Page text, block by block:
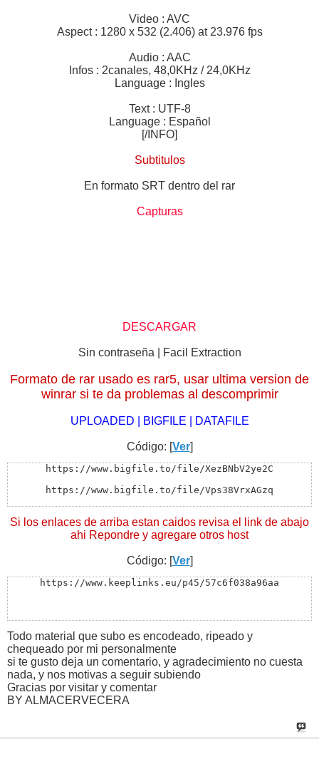
Video : AVC
Aspect : 1280 x 532 (2.406) at 23.976 fps
Audio : AAC
Infos : 2canales, 48,0KHz / 24,0KHz
Language : Ingles
Text : UTF-8
Language : Español
[/INFO]
Subtitulos
En formato SRT dentro del rar
Capturas
DESCARGAR
Sin contraseña | Facil Extraction
Formato de rar usado es rar5, usar ultima version de
winrar si te da problemas al descomprimir
UPLOADED | BIGFILE | DATAFILE
Código: [Ver]
https://www.bigfile.to/file/XezBNbV2ye2C
https://www.bigfile.to/file/Vps38VrxAGzq
http://rockfile.eu/2p2v5g8zaido.html
http://rockfile.eu/w9f6jlgb11eh.html
---
http://www.datafile.com/d/TWpFeU5ETXlOemMF9
---
http://ul.to/ze09amsu
http://ul.to/v7hmg92a
Si los enlaces de arriba estan caidos revisa el link de abajo
ahi Repondre y agregare otros host
Código: [Ver]
https://www.keeplinks.eu/p45/57c6f038a96aa
Todo material que subo es encodeado, ripeado y
chequeado por mi personalmente
si te gusto deja un comentario, y agradecimiento no cuesta
nada, y nos motivas a seguir subiendo
Gracias por visitar y comentar
BY ALMACERVECERA